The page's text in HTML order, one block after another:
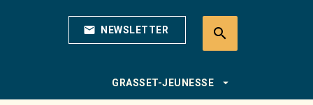
mail NEWSLETTER search
GRASSET-JEUNESSE arrow_drop_down